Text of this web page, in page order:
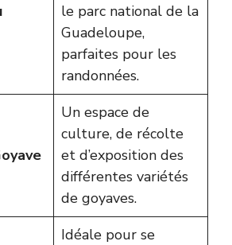
le parc national de la
Guadeloupe,
parfaites pour les
randonnées.
Un espace de
culture, de récolte
et d’exposition des
différentes variétés
de goyaves.
Idéale pour se